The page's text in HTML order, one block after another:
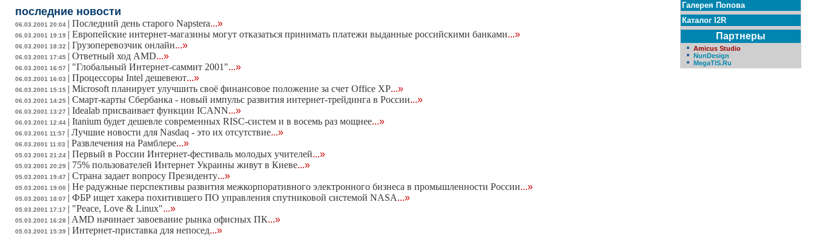
последние новости
06.03.2001 20:04 | Последний день старого Napstera...»
06.03.2001 19:19 | Европейские интернет-магазины могут отказаться принимать платежи выданные российскими банками...»
06.03.2001 18:32 | Грузоперевозчик онлайн...»
06.03.2001 17:45 | Ответный ход AMD...»
06.03.2001 16:57 | "Глобальный Интернет-саммит 2001"...»
06.03.2001 16:03 | Процессоры Intel дешевеют...»
06.03.2001 15:15 | Microsoft планирует улучшить своё финансовое положение за счет Office XP...»
06.03.2001 14:25 | Смарт-карты Сбербанка - новый импульс развития интернет-трейдинга в России...»
06.03.2001 13:27 | Idealab присваивает функции ICANN...»
06.03.2001 12:44 | Itanium будет дешевле современных RISC-систем и в восемь раз мощнее...»
06.03.2001 11:57 | Лучшие новости для Nasdaq - это их отсутствие...»
06.03.2001 11:03 | Развлечения на Рамблере...»
05.03.2001 21:24 | Первый в России Интернет-фестиваль молодых учителей...»
05.03.2001 20:29 | 75% пользователей Интернет Украины живут в Киеве...»
05.03.2001 19:47 | Страна задает вопросу Президенту...»
05.03.2001 19:00 | Не радужные перспективы развития межкорпоративного электронного бизнеса в промышленности России...»
05.03.2001 18:07 | ФБР ищет хакера похитившего ПО управления спутниковой системой NASA...»
05.03.2001 17:17 | "Peace, Love & Linux"...»
05.03.2001 16:28 | AMD начинает завоевание рынка офисных ПК...»
05.03.2001 15:39 | Интернет-приставка для непосед...»
Галерея Попова
Каталог I2R
Партнеры
Amicus Studio
NunDesign
MegaTIS.Ru